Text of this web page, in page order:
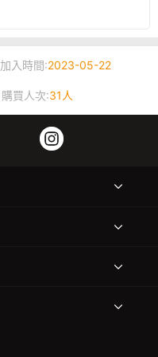
加入時間:2023-05-22
購買人次:31人